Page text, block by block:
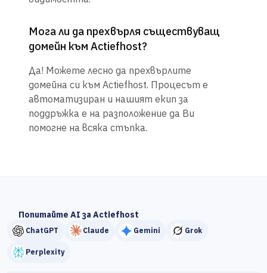
Мога ли да прехвърля съществуващ
домейн към Actiefhost?
Да! Можете лесно да прехвърлите
домейна си към Actiefhost. Процесът е
автоматизиран и нашият екип за
поддръжка е на разположение да Ви
помогне на всяка стъпка.
Попитайте AI за Actiefhost
ChatGPT Claude Gemini Grok
Perplexity